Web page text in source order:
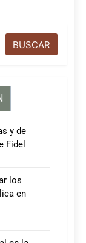
BUSCAR
y de
Fidel
los
en